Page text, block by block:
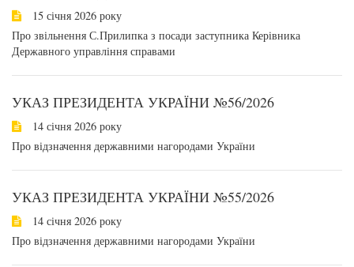
15 січня 2026 року
Про звільнення С.Прилипка з посади заступника Керівника
Державного управління справами
УКАЗ ПРЕЗИДЕНТА УКРАЇНИ №56/2026
14 січня 2026 року
Про відзначення державними нагородами України
УКАЗ ПРЕЗИДЕНТА УКРАЇНИ №55/2026
14 січня 2026 року
Про відзначення державними нагородами України